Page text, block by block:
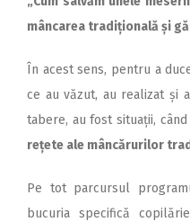
mâncarea tradițională și
În acest sens, pentru a
ce au văzut, au realizat și
tabere, au fost situații,
rețete ale mâncărurilor
Pe tot parcursul
bucuria specifică